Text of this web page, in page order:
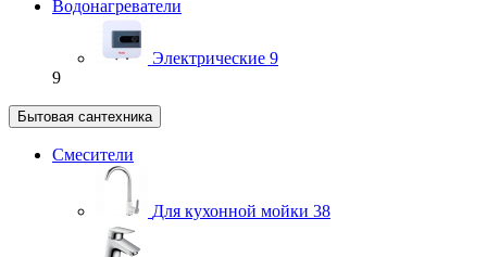
Водонагреватели
Электрические 9
9
Бытовая сантехника
Смесители
Для кухонной мойки 38